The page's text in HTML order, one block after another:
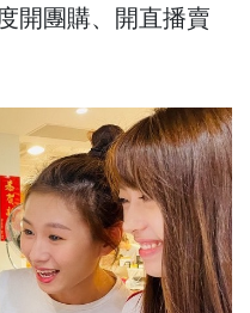
開團購、開直播賣